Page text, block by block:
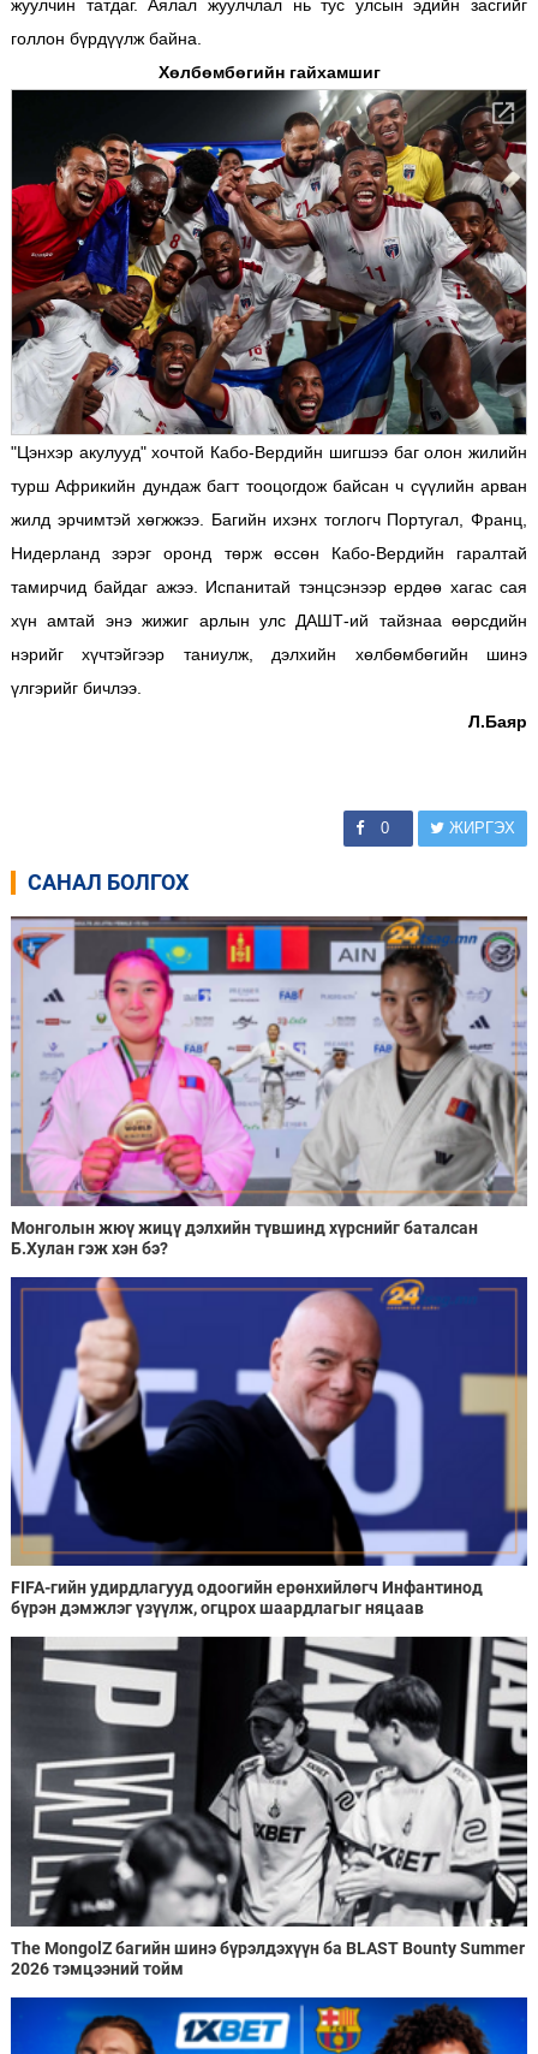
жуулчин татдаг. Аялал жуулчлал нь тус улсын эдийн засгийг
голлон бүрдүүлж байна.
Хөлбөмбөгийн гайхамшиг
"Цэнхэр акулууд" хочтой Кабо-Вердийн шигшээ баг олон жилийн
турш Африкийн дундаж багт тооцогдож байсан ч сүүлийн арван
жилд эрчимтэй хөгжжээ. Багийн ихэнх тоглогч Португал, Франц,
Нидерланд зэрэг оронд төрж өссөн Кабо-Вердийн гаралтай
тамирчид байдаг ажээ. Испанитай тэнцсэнээр ердөө хагас сая
хүн амтай энэ жижиг арлын улс ДАШТ-ий тайзнаа өөрсдийн
нэрийг хүчтэйгээр таниулж, дэлхийн хөлбөмбөгийн шинэ
үлгэрийг бичлээ.
Л.Баяр
0 ЖИРГЭХ
САНАЛ БОЛГОХ
Монголын жюү жицү дэлхийн түвшинд хүрснийг баталсан
Б.Хулан гэж хэн бэ?
FIFA-гийн удирдлагууд одоогийн ерөнхийлөгч Инфантинод
бүрэн дэмжлэг үзүүлж, огцрох шаардлагыг няцаав
The MongolZ багийн шинэ бүрэлдэхүүн ба BLAST Bounty Summer
2026 тэмцээний тойм